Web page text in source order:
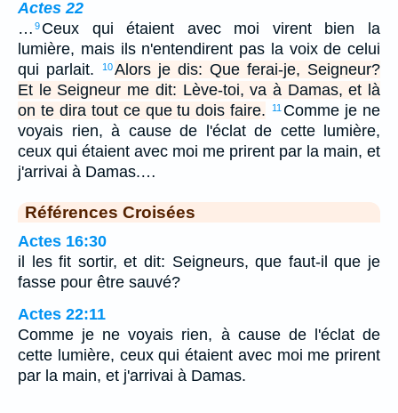
Actes 22
… 9 Ceux qui étaient avec moi virent bien la
lumière, mais ils n'entendirent pas la voix de celui
qui parlait.
10Alors je dis: Que ferai-je, Seigneur?
Et le Seigneur me dit: Lève-toi, va à Damas, et là
on te dira tout ce que tu dois faire.
11 Comme je ne
voyais rien, à cause de l'éclat de cette lumière,
ceux qui étaient avec moi me prirent par la main, et
j'arrivai à Damas.…
Références Croisées
Actes 16:30
il les fit sortir, et dit: Seigneurs, que faut-il que je
fasse pour être sauvé?
Actes 22:11
Comme je ne voyais rien, à cause de l'éclat de
cette lumière, ceux qui étaient avec moi me prirent
par la main, et j'arrivai à Damas.